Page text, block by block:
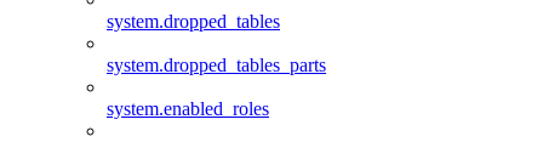
system.dropped_tables
system.dropped_tables_parts
system.enabled_roles